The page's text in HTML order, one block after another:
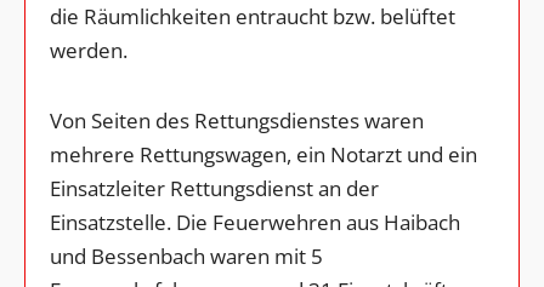
die Räumlichkeiten entraucht bzw. belüftet
werden.
Von Seiten des Rettungsdienstes waren
mehrere Rettungswagen, ein Notarzt und ein
Einsatzleiter Rettungsdienst an der
Einsatzstelle. Die Feuerwehren aus Haibach
und Bessenbach waren mit 5